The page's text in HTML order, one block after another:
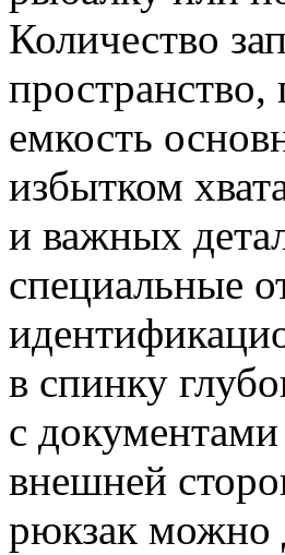
Количество
пространство,
емкость
избытком
и важных
специальные
в спинку
с
внешней
рюкзак можно